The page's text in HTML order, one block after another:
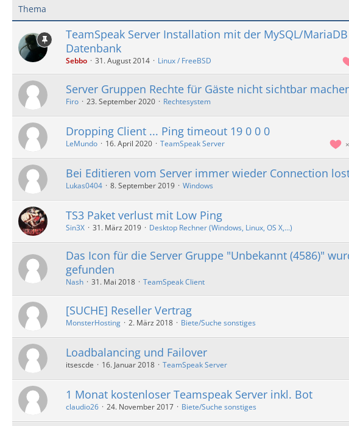
Thema
TeamSpeak Server Installation mit der MySQL/MariaDB
Datenbank
Sebbo 31. August 2014 Linux / FreeBSD
Server Gruppen Rechte für Gäste nicht sichtbar
Firo 23. September 2020 Rechtesystem
Dropping Client ... Ping timeout 19 0 0 0
LeMundo 16. April 2020 TeamSpeak Server
Bei Editieren vom Server immer wieder Connection
Lukas0404 8. September 2019 Windows
TS3 Paket verlust mit Low Ping
Sin3X 31. März 2019 Desktop Rechner (Windows, Linux, OS X,...)
Das Icon für die Server Gruppe "Unbekannt (4586)"
gefunden
Nash 31. Mai 2018 TeamSpeak Client
[SUCHE] Reseller Vertrag
MonsterHosting 2. März 2018 Biete/Suche sonstiges
Loadbalancing und Failover
itsescde 16. Januar 2018 TeamSpeak Server
1 Monat kostenloser Teamspeak Server inkl. Bot
claudio26 24. November 2017 Biete/Suche sonstiges